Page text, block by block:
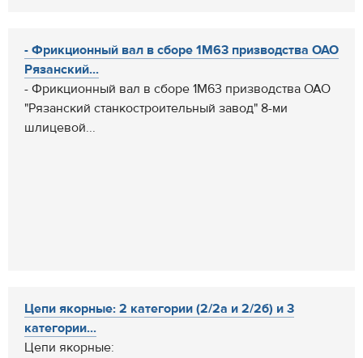
- Фрикционный вал в сборе 1М63 призводства ОАО
Рязанский...
- Фрикционный вал в сборе 1М63 призводства ОАО
"Рязанский станкостроительный завод" 8-ми
шлицевой...
Цепи якорные: 2 категории (2/2а и 2/2б) и 3
категории...
Цепи якорные: